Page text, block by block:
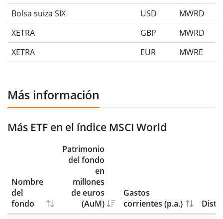
Bolsa suiza SIX
USD
MWRD
XETRA
GBP
MWRD
XETRA
EUR MWRE
Más información
Más ETF en el índice MSCI World
Nombre
del
fondo
Patrimonio
del fondo
en
millones
de euros
(AuM)
Gastos
corrientes (p.a.)